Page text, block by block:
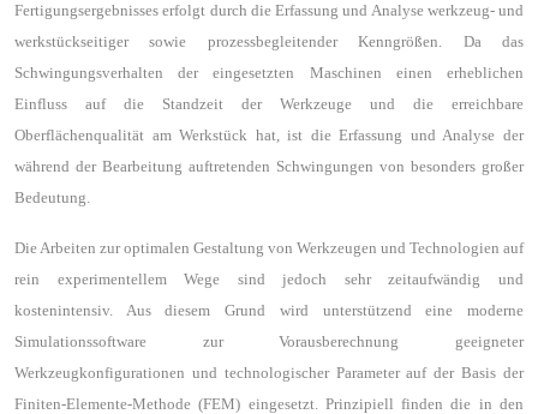
Fertigungsergebnisses erfolgt durch die Erfassung und Analyse werkzeug- und
werkstückseitiger sowie prozessbegleitender Kenngrößen. Da das
Schwingungsverhalten der eingesetzten Maschinen einen erheblichen
Einfluss auf die Standzeit der Werkzeuge und die erreichbare
Oberflächenqualität am Werkstück hat, ist die Erfassung und Analyse der
während der Bearbeitung auftretenden Schwingungen von besonders großer
Bedeutung.
Die Arbeiten zur optimalen Gestaltung von Werkzeugen und Technologien auf
rein experimentellem Wege sind jedoch sehr zeitaufwändig und
kostenintensiv. Aus diesem Grund wird unterstützend eine moderne
Simulationssoftware zur Vorausberechnung geeigneter
Werkzeugkonfigurationen und technologischer Parameter auf der Basis der
Finiten-Elemente-Methode (FEM) eingesetzt. Prinzipiell finden die in den